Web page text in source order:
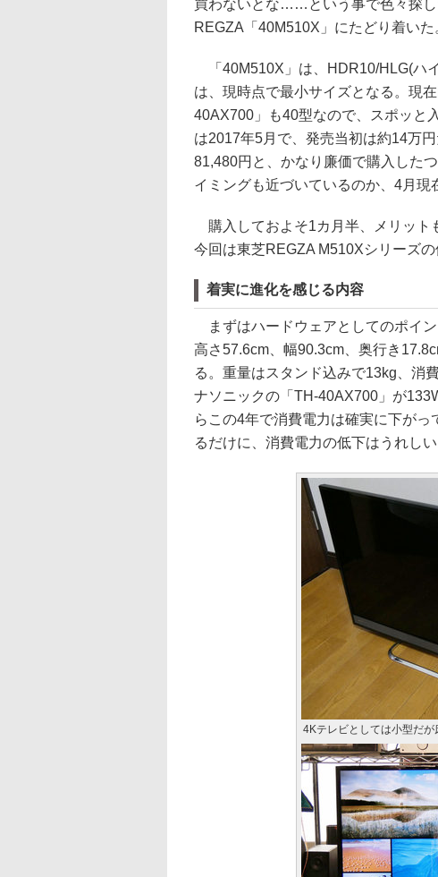
買わないとな……という事で色々探
REGZA「40M510X」にたどり着いた
「40M510X」は、HDR10/HLG(ハ
は、現時点で最小サイズとなる。現
40AX700」も40型なので、スポッと
は2017年5月で、発売当初は約14万
81,480円と、かなり廉価で購入した
イミングも近づいているのか、4月現
購入しておよそ1カ月半、メリット
今回は東芝REGZA M510Xシリーズ
着実に進化を感じる内容
まずはハードウェアとしてのポイン
高さ57.6cm、幅90.3cm、奥行き
る。重量はスタンド込みで13kg、消
ナソニックの「TH-40AX700」が
らこの4年で消費電力は確実に下が
るだけに、消費電力の低下はうれしい
4Kテレビとしては小型だ